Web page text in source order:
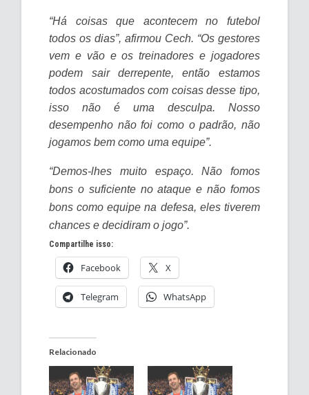
“Há coisas que acontecem no futebol
todos os dias”, afirmou Cech. “Os gestores
vem e vão e os treinadores e jogadores
podem sair derrepente, então estamos
todos acostumados com coisas desse tipo,
isso não é uma desculpa. Nosso
desempenho não foi como o padrão, não
jogamos bem como uma equipe”.
“Demos-lhes muito espaço. Não fomos
bons o suficiente no ataque e não fomos
bons como equipe na defesa, eles tiverem
chances e decidiram o jogo”.
Compartilhe isso:
Facebook X
Telegram WhatsApp
Relacionado